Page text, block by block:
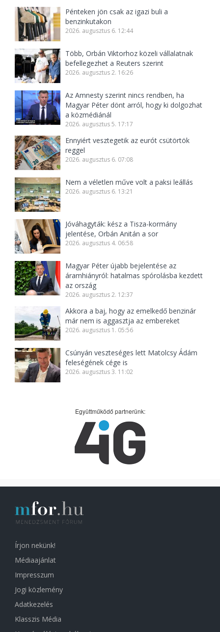
Pénteken jön csak az igazi buli a
benzinkutakon
2026. augusztus 6. 12:44
Több, Orbán Viktorhoz közeli vállalatnak
befellegezhet a Reuters szerint
2026. augusztus 2. 16:26
Az Amnesty szerint nincs rendben, ha
Magyar Péter dönt arról, hogy ki dolgozhat
a közmédiánál
2026. augusztus 5. 17:17
Ennyiért vesztegetik az eurót csütörtök
reggel
2026. augusztus 6. 07:08
Nem a véletlen műve volt a paksi leállás
2026. augusztus 6. 13:21
Jóváhagyták: kész a Tisza-kormány
jelentése, Orbán Anitán a sor
2026. augusztus 4. 06:58
Magyar Péter újabb bejelentése az
áramhiányról: hatalmas spórolásba kezdett
az ország
2026. augusztus 2. 12:37
Akkora a baj, hogy az emelkedő benzinár
már nem is aggasztja az embereket
2026. augusztus 1. 05:56
Csúnyán veszteséges lett Matolcsy Ádám
feleségének cége is
2026. augusztus 3. 11:02
Együttműködő partnerünk:
Írjon nekünk!
Médiaajánlat
Impresszum
Jogi közlemény
Adatkezelés
Klasszis Média